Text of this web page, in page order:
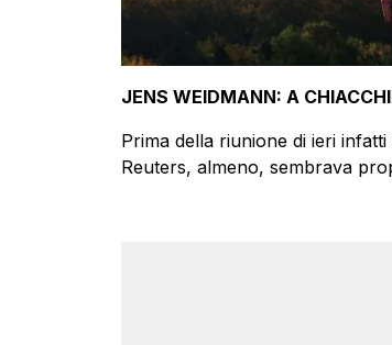
JENS WEIDMANN: A
Prima della riunione di ieri
Reuters, almeno, sembrava